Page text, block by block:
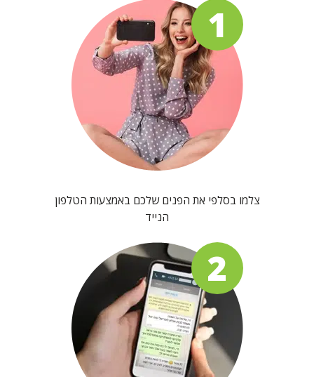
1
צלמו בסלפי את הפנים שלכם באמצעות הטלפון
הנייד
2